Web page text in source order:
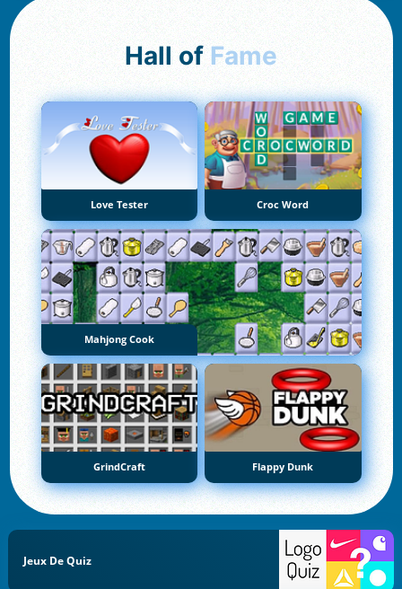
Hall of Fame
Love Tester Croc Word
Mahjong Cook
GrindCraft Flappy Dunk
Jeux De Quiz